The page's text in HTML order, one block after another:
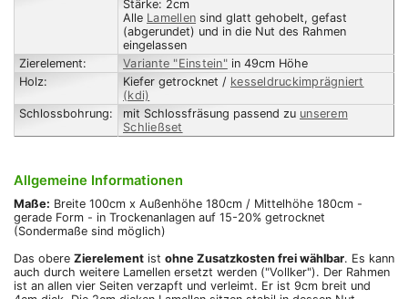
Stärke: 2cm
Alle Lamellen sind glatt gehobelt, gefast
(abgerundet) und in die Nut des Rahmen
eingelassen
Zierelement:
Variante "Einstein"in 49cm Höhe
Holz:
Kiefer getrocknet / kesseldruckimprägniert
(kdi)
Schlossbohrung:
mit Schlossfräsung passend zu unserem
Schließset
Allgemeine Informationen
Maße: Breite 100cm x Außenhöhe 180cm / Mittelhöhe 180cm -
gerade Form - in Trockenanlagen auf 15-20% getrocknet
(Sondermaße sind möglich)
Das obere Zierelement ist ohne Zusatzkosten frei wählbar. Es kann
auch durch weitere Lamellen ersetzt werden ("Vollker"). Der Rahmen
ist an allen vier Seiten verzapft und verleimt. Er ist 9cm breit und